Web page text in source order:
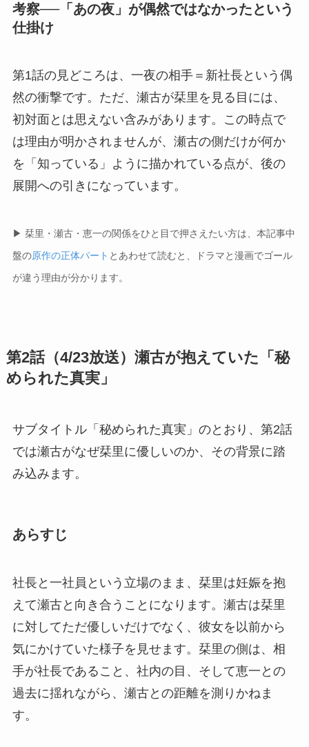
考察──「あの夜」が偶然ではなかったという
仕掛け
第1話の見どころは、一夜の相手＝新社長という偶
然の衝撃です。ただ、瀬古が栞里を見る目には、
初対面とは思えない含みがあります。この時点で
は理由が明かされませんが、瀬古の側だけが何か
を「知っている」ように描かれている点が、後の
展開への引きになっています。
▶ 栞里・瀬古・恵一の関係をひと目で押さえたい方は、本記事中
盤の原作の正体パート とあわせて読むと、ドラマと漫画でゴール
が違う理由が分かります。
第2話（4/23放送）瀬古が抱えていた「秘
められた真実」
サブタイトル「秘められた真実」のとおり、第2話
では瀬古がなぜ栞里に優しいのか、その背景に踏
み込みます。
あらすじ
社長と一社員という立場のまま、栞里は妊娠を抱
えて瀬古と向き合うことになります。瀬古は栞里
に対してただ優しいだけでなく、彼女を以前から
気にかけていた様子を見せます。栞里の側は、相
手が社長であること、社内の目、そして恵一との
過去に揺れながら、瀬古との距離を測りかねま
す。